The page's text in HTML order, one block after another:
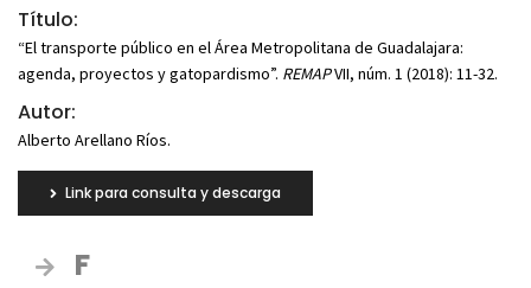
Título:
“El transporte público en el Área Metropolitana de Guadalajara:
agenda, proyectos y gatopardismo”. REMAPVII, núm. 1 (2018): 11-32.
Autor:
Alberto Arellano Ríos.
Link para consulta y descarga
F